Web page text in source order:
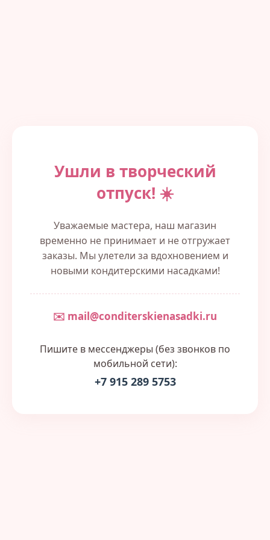
Ушли в творческий
отпуск! ☀️
Уважаемые мастера, наш магазин
временно не принимает и не отгружает
заказы. Мы улетели за вдохновением и
новыми кондитерскими насадками!
✉️ mail@conditerskienasadki.ru
Пишите в мессенджеры (без звонков по
мобильной сети):
+7 915 289 5753